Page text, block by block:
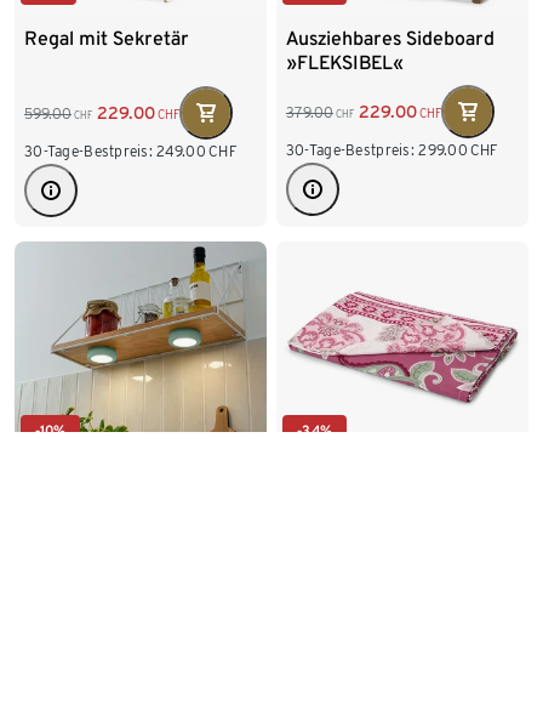
Regal mit Sekretär
599.00 CHF 229.00CHF
30-Tage-Bestpreis: 249.00 CHF
Ausziehbares Sideboard
»FLEKSIBEL«
379.00 CHF 229.00CHF
30-Tage-Bestpreis: 299.00 CHF
-10% -34%